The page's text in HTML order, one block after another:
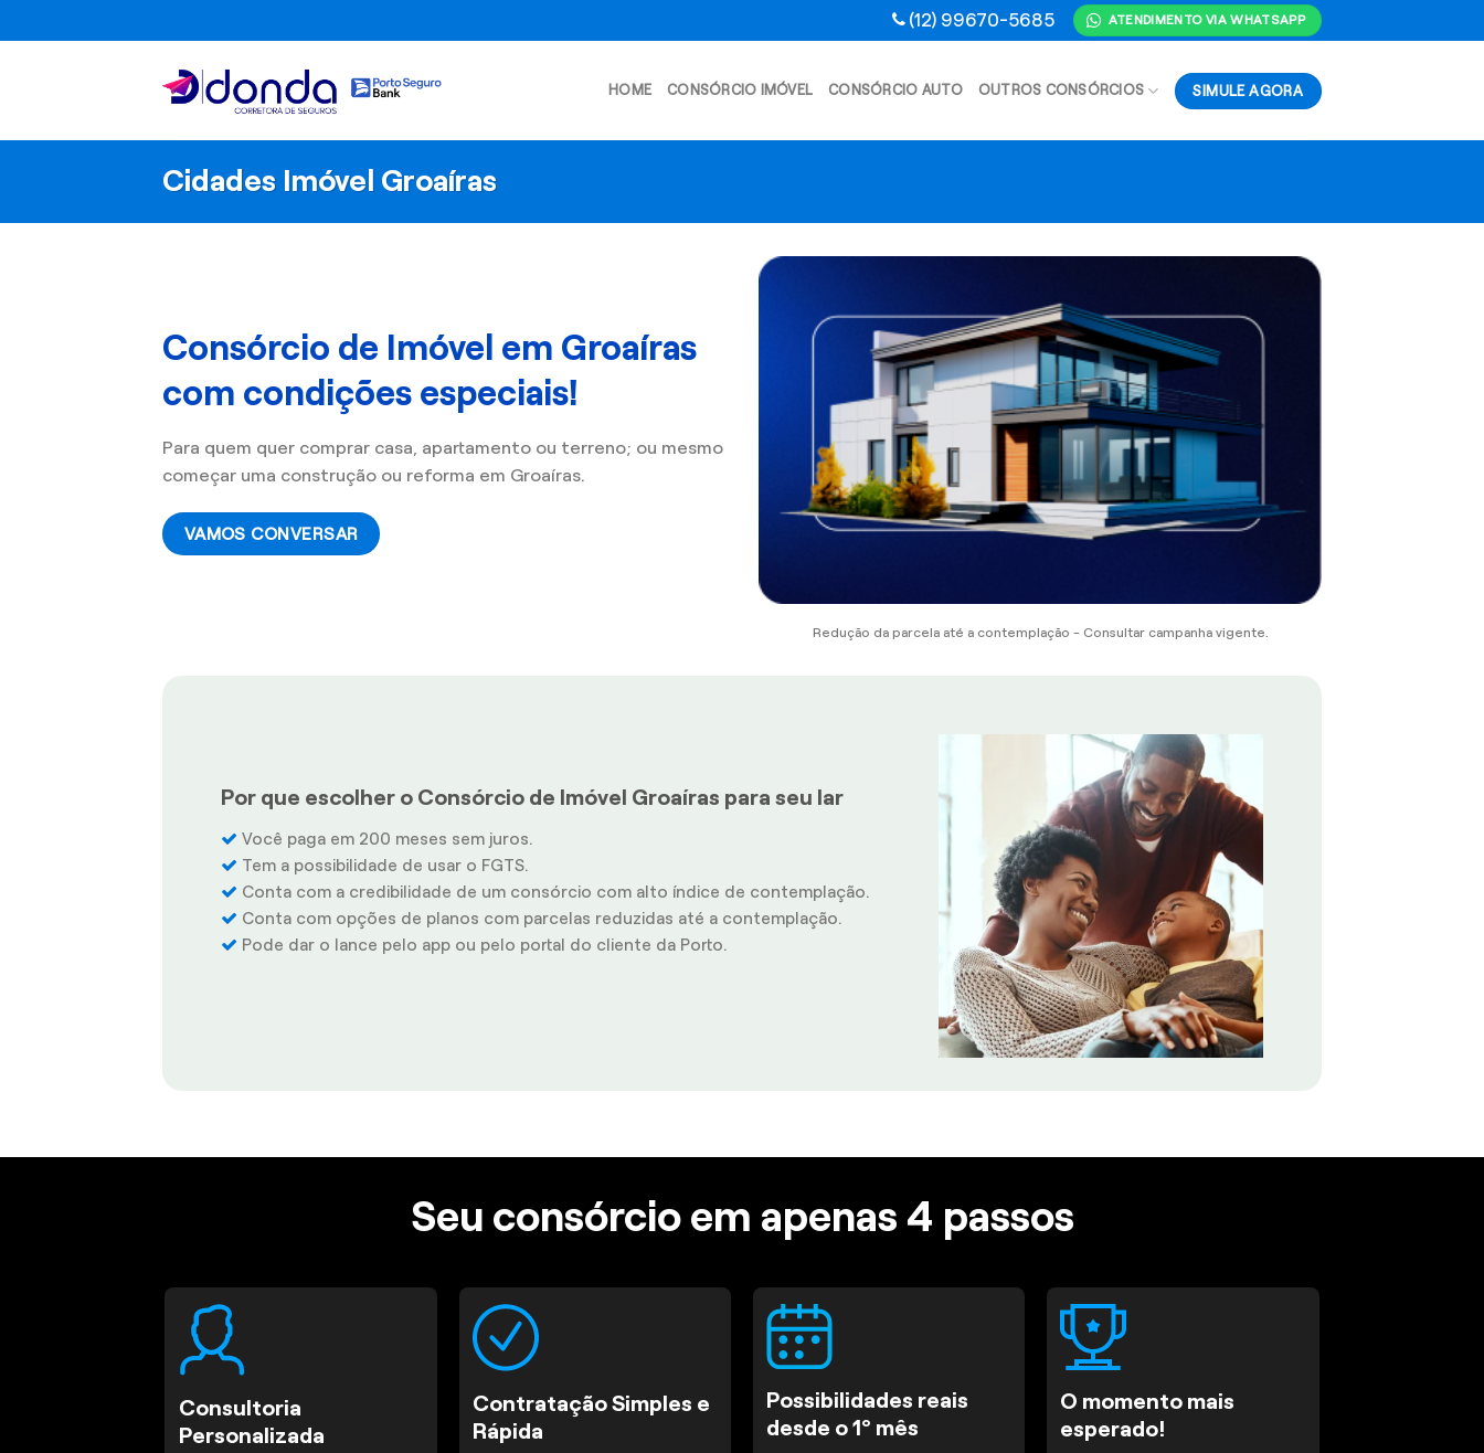
to
(12) 99670-5685 ATENDIMENTO VIA WHATSAPP
HOME CONSÓRCIO IMÓVEL CONSÓRCIO AUTO OUTROS CONSÓRCIOS SIMULE AGORA
Cidades Imóvel Groaíras
Consórcio de Imóvel em Groaíras
com condições especiais!
Para quem quer comprar casa, apartamento ou terreno; ou mesmo
começar uma construção ou reforma em Groaíras.
VAMOS CONVERSAR
Redução da parcela até a contemplação - Consultar campanha vigente.
Por que escolher o Consórcio de Imóvel Groaíras para seu lar
Você paga em 200 meses sem juros.
Tem a possibilidade de usar o FGTS.
Conta com a credibilidade de um consórcio com alto índice de contemplação.
Conta com opções de planos com parcelas reduzidas até a contemplação.
Pode dar o lance pelo app ou pelo portal do cliente da Porto.
Seu consórcio em apenas 4 passos
Consultoria
Personalizada
Contratação Simples e
Rápida
Possibilidades reais
desde o 1º mês
O momento mais
esperado!